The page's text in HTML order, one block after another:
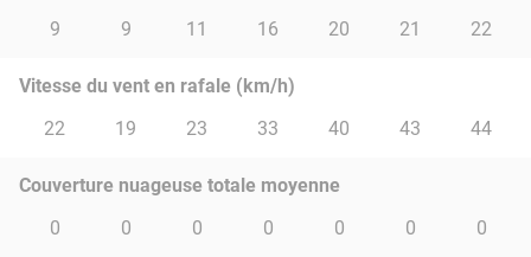
9
9 11 16 20 21 22
Vitesse du vent en rafale (km/h)
22
19 23 33 40 43 44
Couverture nuageuse totale moyenne
0
0 0 0 0 0 0